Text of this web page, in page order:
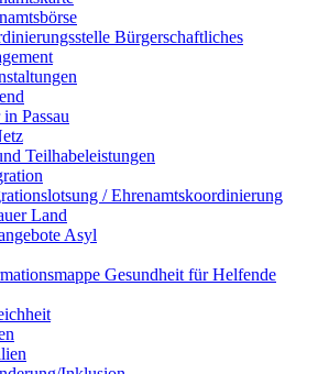
Bürgerschaftliches
Passau
Teilhabeleistungen
/ Ehrenamtskoordinierung
Land
Asyl
Gesundheit für Helfende